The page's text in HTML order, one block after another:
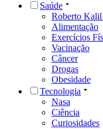
Saúde
Roberto
Alimentação
Exercícios
Vacinação
Câncer
Drogas
Obesidade
Tecnologia
Nasa
Ciência
Curiosidades